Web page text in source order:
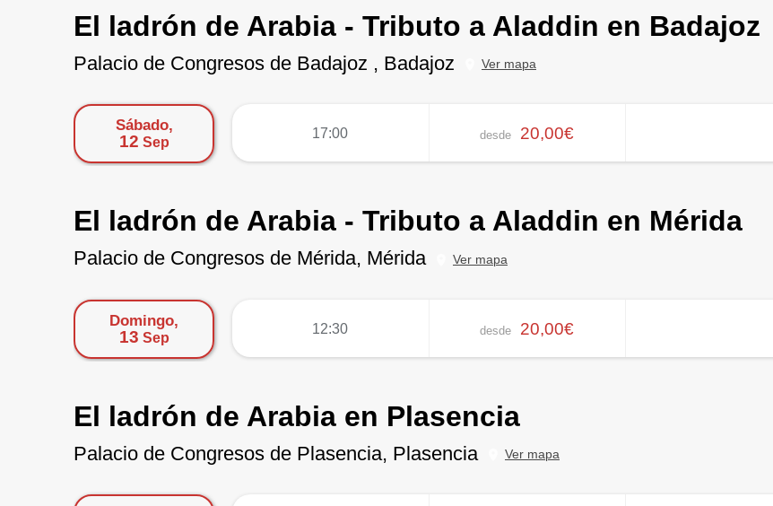
El ladrón de Arabia - Tributo a Aladdin en Badajoz
Palacio de Congresos de Badajoz , Badajoz Ver mapa
Sábado,
12 Sep
17:00 desde 20,00€
El ladrón de Arabia - Tributo a Aladdin en Mérida
Palacio de Congresos de Mérida, Mérida Ver mapa
Domingo,
13 Sep
12:30 desde 20,00€
El ladrón de Arabia en Plasencia
Palacio de Congresos de Plasencia, Plasencia Ver mapa